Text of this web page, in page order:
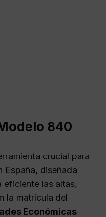
840
crucial para
España, diseñada
eficiente las altas,
la matrícula del
Económicas